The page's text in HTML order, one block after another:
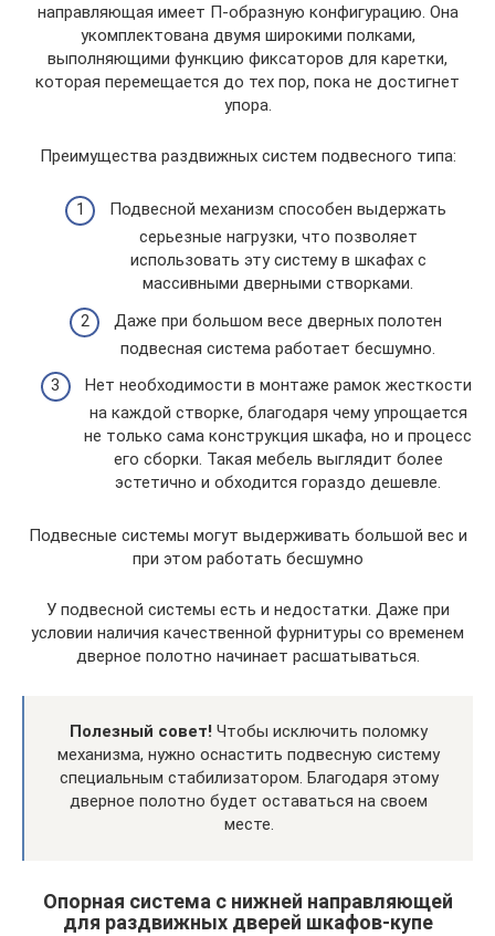
направляющая имеет П-образную конфигурацию. Она
укомплектована двумя широкими полками,
выполняющими функцию фиксаторов для каретки,
которая перемещается до тех пор, пока не достигнет
упора.
Преимущества раздвижных систем подвесного типа:
Подвесной механизм способен выдержать
серьезные нагрузки, что позволяет
использовать эту систему в шкафах с
массивными дверными створками.
Даже при большом весе дверных полотен
подвесная система работает бесшумно.
Нет необходимости в монтаже рамок жесткости
на каждой створке, благодаря чему упрощается
не только сама конструкция шкафа, но и процесс
его сборки. Такая мебель выглядит более
эстетично и обходится гораздо дешевле.
Подвесные системы могут выдерживать большой вес и
при этом работать бесшумно
У подвесной системы есть и недостатки. Даже при
условии наличия качественной фурнитуры со временем
дверное полотно начинает расшатываться.
Полезный совет! Чтобы исключить поломку
механизма, нужно оснастить подвесную систему
специальным стабилизатором. Благодаря этому
дверное полотно будет оставаться на своем
месте.
Опорная система с нижней направляющей
для раздвижных дверей шкафов-купе